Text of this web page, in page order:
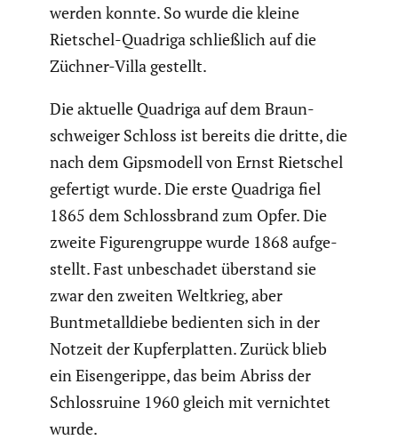
werden konnte. So wurde die kleine
Rietschel-Quadriga schließ­lich auf die
Züchner-Villa gestellt.
Die aktuelle Quadriga auf dem Braun­
schweiger Schloss ist bereits die dritte, die
nach dem Gipsmo­dell von Ernst Rietschel
gefertigt wurde. Die erste Quadriga fiel
1865 dem Schloss­brand zum Opfer. Die
zweite Figuren­gruppe wurde 1868 aufge­
stellt. Fast unbeschadet überstand sie
zwar den zweiten Weltkrieg, aber
Buntme­tall­diebe bedienten sich in der
Notzeit der Kupfer­platten. Zurück blieb
ein Eisen­ge­rippe, das beim Abriss der
Schloss­ruine 1960 gleich mit vernichtet
wurde.